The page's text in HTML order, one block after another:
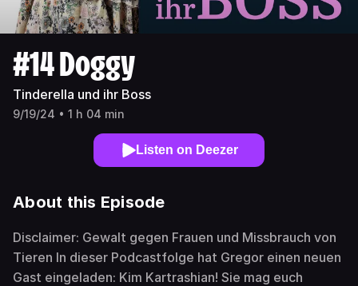
#14 Doggy
Tinderella und ihr Boss
9/19/24 • 1 h 04 min
Listen on Deezer
About this Episode
Disclaimer: Gewalt gegen Frauen und Missbrauch von
Tieren In dieser Podcastfolge hat Gregor einen neuen
Gast eingeladen: Kim Kartrashian! Sie mag euch